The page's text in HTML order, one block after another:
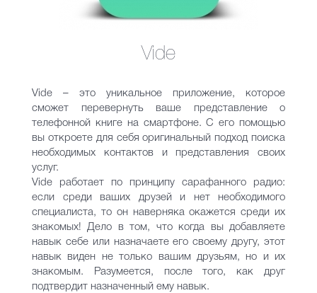
Vide
Vide – это уникальное приложение, которое
сможет перевернуть ваше представление о
телефонной книге на смартфоне. С его помощью
вы откроете для себя оригинальный подход поиска
необходимых контактов и представления своих
услуг.
Vide работает по принципу сарафанного радио:
если среди ваших друзей и нет необходимого
специалиста, то он наверняка окажется среди их
знакомых! Дело в том, что когда вы добавляете
навык себе или назначаете его своему другу, этот
навык виден не только вашим друзьям, но и их
знакомым. Разумеется, после того, как друг
подтвердит назначенный ему навык.